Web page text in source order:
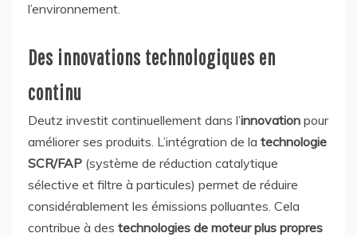
l’environnement.
Des innovations technologiques en
continu
Deutz investit continuellement dans l’innovation pour
améliorer ses produits. L’intégration de la technologie
SCR/FAP (système de réduction catalytique
sélective et filtre à particules) permet de réduire
considérablement les émissions polluantes. Cela
contribue à des technologies de moteur plus propres